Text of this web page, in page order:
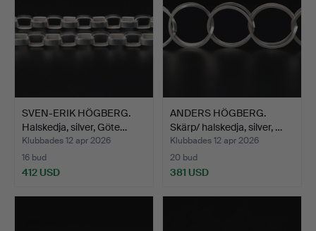
SVEN-ERIK HÖGBERG.
Halskedja, silver, Göte…
Klubbades 12 apr 2026
16 bud
412 USD
ANDERS HÖGBERG.
Skärp/ halskedja, silver, …
Klubbades 12 apr 2026
20 bud
381 USD